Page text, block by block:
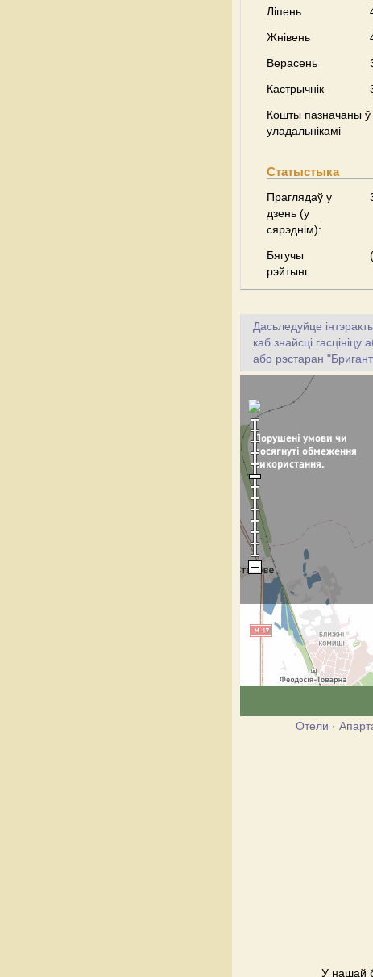
Ліпень
Жнівень
Верасень
Кастрычнік
Кошты пазначаны ў
уладальнікамі
Статыстыка
Праглядаў у
дзень (у
сярэднім):
Бягучы
рэйтынг
Дасьледуйце
каб знайсці
або рэстаран
Отели ·
У нашай